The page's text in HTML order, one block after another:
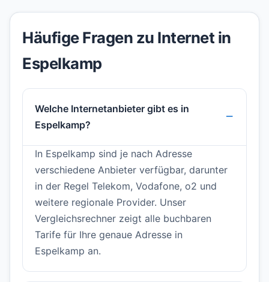
Häufige Fragen zu Internet in
Espelkamp
Welche Internetanbieter gibt es in
Espelkamp?
In Espelkamp sind je nach Adresse
verschiedene Anbieter verfügbar, darunter
in der Regel Telekom, Vodafone, o2 und
weitere regionale Provider. Unser
Vergleichsrechner zeigt alle buchbaren
Tarife für Ihre genaue Adresse in
Espelkamp an.